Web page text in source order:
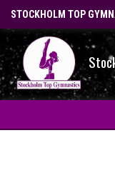
STOCKHOLM TOP